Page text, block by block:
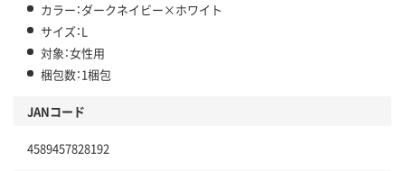
カラー：ダークネイビー×ホワイト
サイズ：L
対象：女性用
梱包数：1梱包
JANコード
4589457828192